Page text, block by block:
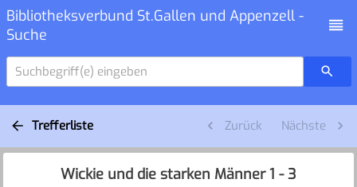
Bibliotheksverbund St.Gallen und Appenzell -
Suche
Suchbegriff(e) eingeben
Trefferliste Zurück Nächste
Wickie und die starken Männer 1 - 3